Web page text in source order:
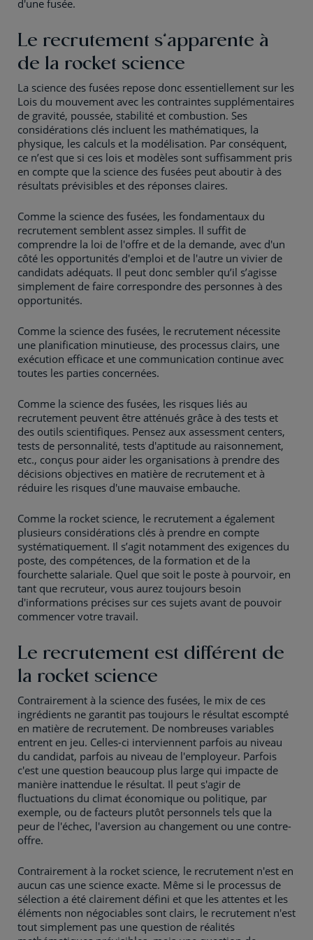
d'une fusée.
Le recrutement s’apparente à
de la rocket science
La science des fusées repose donc essentiellement sur les
Lois du mouvement avec les contraintes supplémentaires
de gravité, poussée, stabilité et combustion. Ses
considérations clés incluent les mathématiques, la
physique, les calculs et la modélisation. Par conséquent,
ce n’est que si ces lois et modèles sont suffisamment pris
en compte que la science des fusées peut aboutir à des
résultats prévisibles et des réponses claires.
Comme la science des fusées, les fondamentaux du
recrutement semblent assez simples. Il suffit de
comprendre la loi de l'offre et de la demande, avec d'un
côté les opportunités d'emploi et de l'autre un vivier de
candidats adéquats. Il peut donc sembler qu’il s’agisse
simplement de faire correspondre des personnes à des
opportunités.
Comme la science des fusées, le recrutement nécessite
une planification minutieuse, des processus clairs, une
exécution efficace et une communication continue avec
toutes les parties concernées.
Comme la science des fusées, les risques liés au
recrutement peuvent être atténués grâce à des tests et
des outils scientifiques. Pensez aux assessment centers,
tests de personnalité, tests d'aptitude au raisonnement,
etc., conçus pour aider les organisations à prendre des
décisions objectives en matière de recrutement et à
réduire les risques d'une mauvaise embauche.
Comme la rocket science, le recrutement a également
plusieurs considérations clés à prendre en compte
systématiquement. Il s’agit notamment des exigences du
poste, des compétences, de la formation et de la
fourchette salariale. Quel que soit le poste à pourvoir, en
tant que recruteur, vous aurez toujours besoin
d'informations précises sur ces sujets avant de pouvoir
commencer votre travail.
Le recrutement est différent de
la rocket science
Contrairement à la science des fusées, le mix de ces
ingrédients ne garantit pas toujours le résultat escompté
en matière de recrutement. De nombreuses variables
entrent en jeu. Celles-ci interviennent parfois au niveau
du candidat, parfois au niveau de l'employeur. Parfois
c'est une question beaucoup plus large qui impacte de
manière inattendue le résultat. Il peut s'agir de
fluctuations du climat économique ou politique, par
exemple, ou de facteurs plutôt personnels tels que la
peur de l'échec, l'aversion au changement ou une contre-
offre.
Contrairement à la rocket science, le recrutement n'est en
aucun cas une science exacte. Même si le processus de
sélection a été clairement défini et que les attentes et les
éléments non négociables sont clairs, le recrutement n'est
tout simplement pas une question de réalités